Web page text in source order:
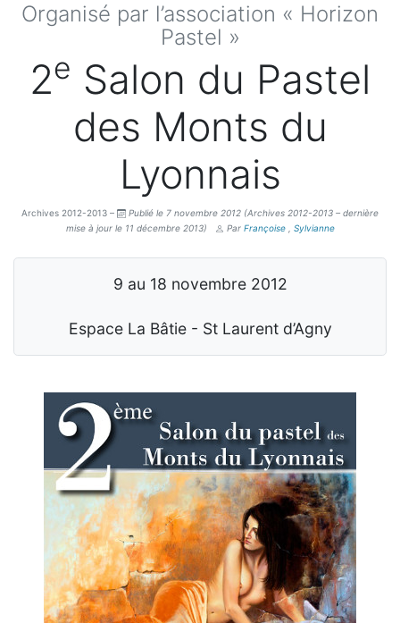
Organisé par l’association « Horizon
Pastel »
2e Salon du Pastel
des Monts du
Lyonnais
Archives 2012-2013 – Publié le 7 novembre 2012 (Archives 2012-2013 – dernière
mise à jour le 11 décembre 2013)
Par Françoise Sylvianne
9 au 18 novembre 2012
Espace La Bâtie - St Laurent d’Agny